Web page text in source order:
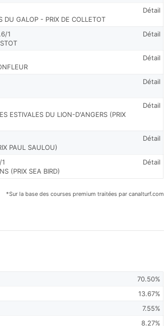
DU GALOP - PRIX DE COLLETOT
Détail
1
Détail
Détail
Détail
ESTIVALES DU LION-D'ANGERS (PRIX
Détail
PAUL SAULOU)
Détail
(PRIX SEA BIRD)
Détail
*Sur la base des courses premium traitées par canalturf.com
70.50%
13.67%
7.55%
8.27%